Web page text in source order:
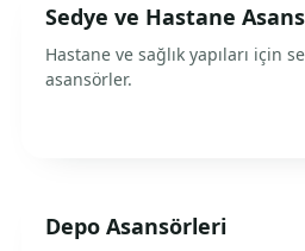
Sedye ve Hastane
Hastane ve sağlık yapıları için
asansörler.
Depo Asansörleri